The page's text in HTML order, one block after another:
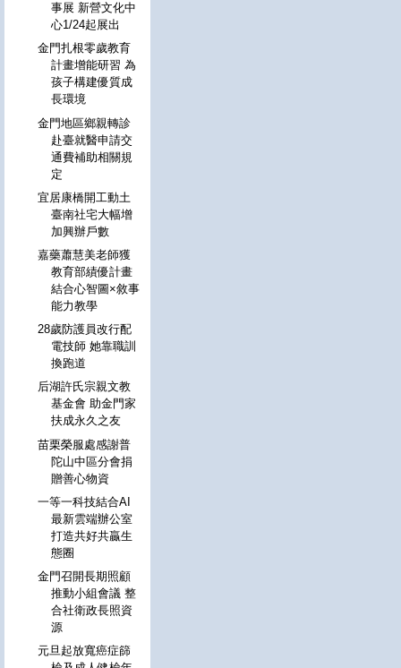
事展 新營文化中
心1/24起展出
金門扎根零歲教育
計畫增能研習 為
孩子構建優質成
長環境
金門地區鄉親轉診
赴臺就醫申請交
通費補助相關規
定
宜居康橋開工動土
臺南社宅大幅增
加興辦戶數
嘉藥蕭慧美老師獲
教育部績優計畫
結合心智圖×敘事
能力教學
28歲防護員改行配
電技師 她靠職訓
換跑道
后湖許氏宗親文教
基金會 助金門家
扶成永久之友
苗栗榮服處感謝普
陀山中區分會捐
贈善心物資
一等一科技結合AI
最新雲端辦公室
打造共好共贏生
態圈
金門召開長期照顧
推動小組會議 整
合社衛政長照資
源
元旦起放寬癌症篩